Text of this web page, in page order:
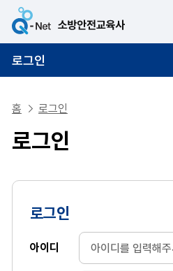
로그인
홈 로그인
로그인
로그인
아이디